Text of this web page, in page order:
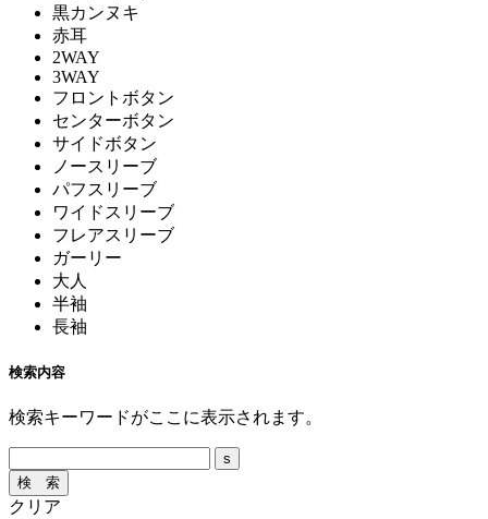
黒カンヌキ
赤耳
2WAY
3WAY
フロントボタン
センターボタン
サイドボタン
ノースリーブ
パフスリーブ
ワイドスリーブ
フレアスリーブ
ガーリー
大人
半袖
長袖
検索内容
検索キーワードがここに表示されます。
クリア